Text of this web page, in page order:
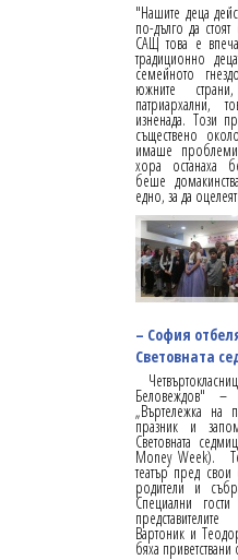
"Нашите деца
по-дълго да
САЩ това е
традиционно
семейното
южните
патриархални,
изненада. Този
съществено
имаше
хора останаха
беше
едно, за да
– София
Световната
Беловеждов" –
„Въртележка на
празник и
Световната
Money Week).
театър пред свои
родители и
Специални
Вартоник и
бяха